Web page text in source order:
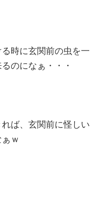
時に玄関前の虫を一
のになぁ・・・
ば、玄関前に怪しい
ｗ